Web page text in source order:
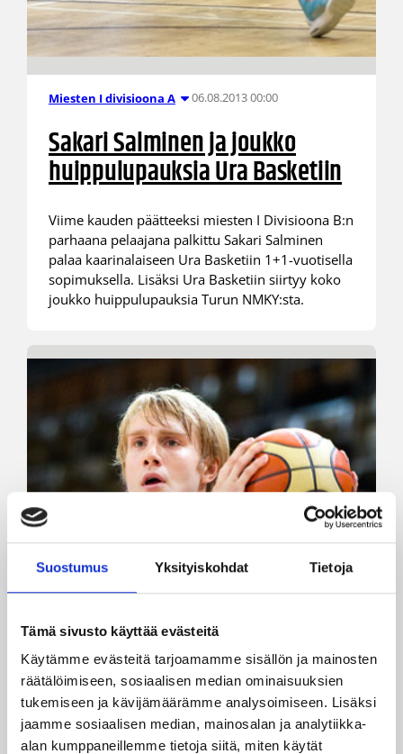
Suostumus Yksityiskohdat Tietoja
Tämä sivusto käyttää evästeitä
Käytämme evästeitä tarjoamamme sisällön ja mainosten
räätälöimiseen, sosiaalisen median ominaisuuksien
tukemiseen ja kävijämäärämme analysoimiseen. Lisäksi
jaamme sosiaalisen median, mainosalan ja analytiikka-
alan kumppaneillemme tietoja siitä, miten käytät
Miesten I divisioona A 06.08.2013 00:00
Sakari Salminen ja joukko
huippulupauksia Ura Basketiin
Viime kauden päätteeksi miesten I Divisioona B:n
parhaana pelaajana palkittu Sakari Salminen
palaa kaarinalaiseen Ura Basketiin 1+1-vuotisella
sopimuksella. Lisäksi Ura Basketiin siirtyy koko
joukko huippulupauksia Turun NMKY:sta.